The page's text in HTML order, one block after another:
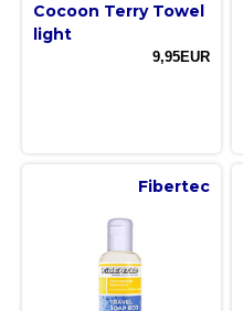
Cocoon Terry Towel
light
9,95EUR
Fibertec